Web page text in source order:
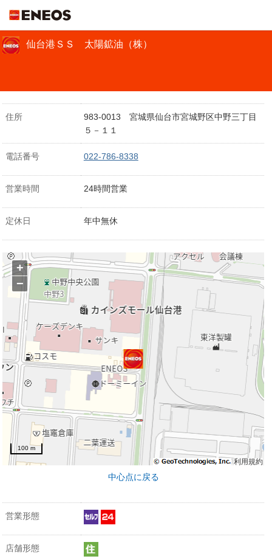
仙台港ＳＳ 太陽鉱油（株）
住所
983-0013 宮城県仙台市宮城野区中野三丁目
５－１１
電話番号 022-786-8338
営業時間 24時間営業
定休日 年中無休
利用規約
+
−
100 m
中心点に戻る
営業形態
店舗形態